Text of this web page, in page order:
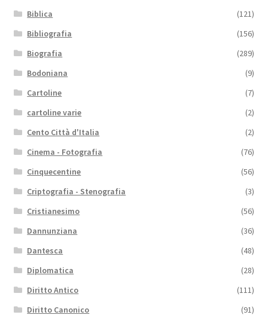
Biblica
(121)
Bibliografia
(156)
Biografia
(289)
Bodoniana
(9)
Cartoline
(7)
cartoline varie
(2)
Cento Città d'Italia
(2)
Cinema - Fotografia
(76)
Cinquecentine
(56)
Criptografia - Stenografia
(3)
Cristianesimo
(56)
Dannunziana
(36)
Dantesca
(48)
Diplomatica
(28)
Diritto Antico
(111)
Diritto Canonico
(91)